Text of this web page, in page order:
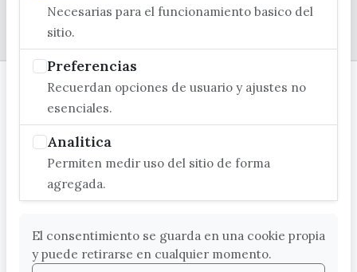
Necesarias para el funcionamiento basico del
sitio.
Preferencias
Recuerdan opciones de usuario y ajustes no
esenciales.
Analitica
Permiten medir uso del sitio de forma
agregada.
El consentimiento se guarda en una cookie propia
y puede retirarse en cualquier momento.